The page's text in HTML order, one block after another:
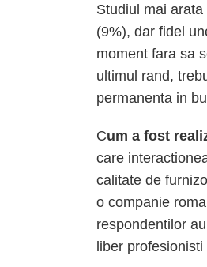
Studiul mai
(9%), dar fidel
moment fara sa
ultimul rand,
permanenta in
Cum a fost
care
calitate de
o companie
respondentilor
liber